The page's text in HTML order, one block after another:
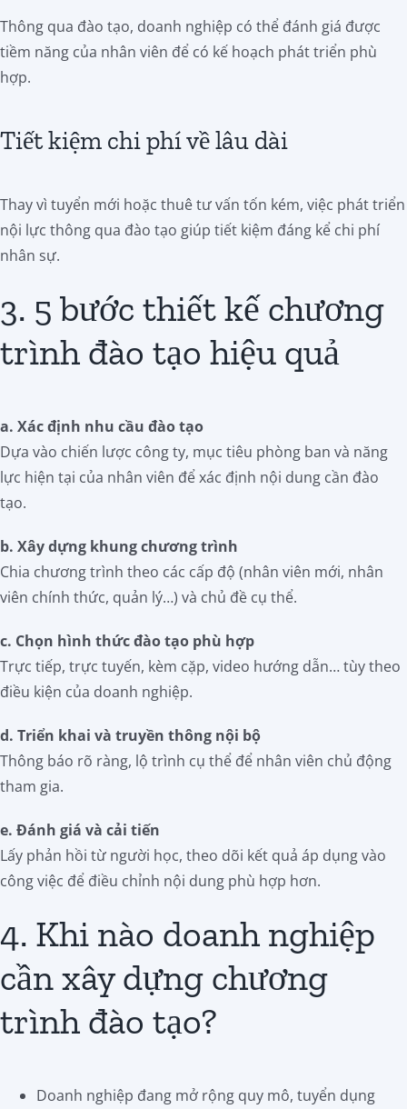
Thông qua đào tạo, doanh nghiệp có thể đánh giá được
tiềm năng của nhân viên để có kế hoạch phát triển phù
hợp.
Tiết kiệm chi phí về lâu dài
Thay vì tuyển mới hoặc thuê tư vấn tốn kém, việc phát triển
nội lực thông qua đào tạo giúp tiết kiệm đáng kể chi phí
nhân sự.
3. 5 bước thiết kế chương
trình đào tạo hiệu quả
a. Xác định nhu cầu đào tạo
Dựa vào chiến lược công ty, mục tiêu phòng ban và năng
lực hiện tại của nhân viên để xác định nội dung cần đào
tạo.
b. Xây dựng khung chương trình
Chia chương trình theo các cấp độ (nhân viên mới, nhân
viên chính thức, quản lý…) và chủ đề cụ thể.
c. Chọn hình thức đào tạo phù hợp
Trực tiếp, trực tuyến, kèm cặp, video hướng dẫn… tùy theo
điều kiện của doanh nghiệp.
d. Triển khai và truyền thông nội bộ
Thông báo rõ ràng, lộ trình cụ thể để nhân viên chủ động
tham gia.
e. Đánh giá và cải tiến
Lấy phản hồi từ người học, theo dõi kết quả áp dụng vào
công việc để điều chỉnh nội dung phù hợp hơn.
4. Khi nào doanh nghiệp
cần xây dựng chương
trình đào tạo?
Doanh nghiệp đang mở rộng quy mô, tuyển dụng